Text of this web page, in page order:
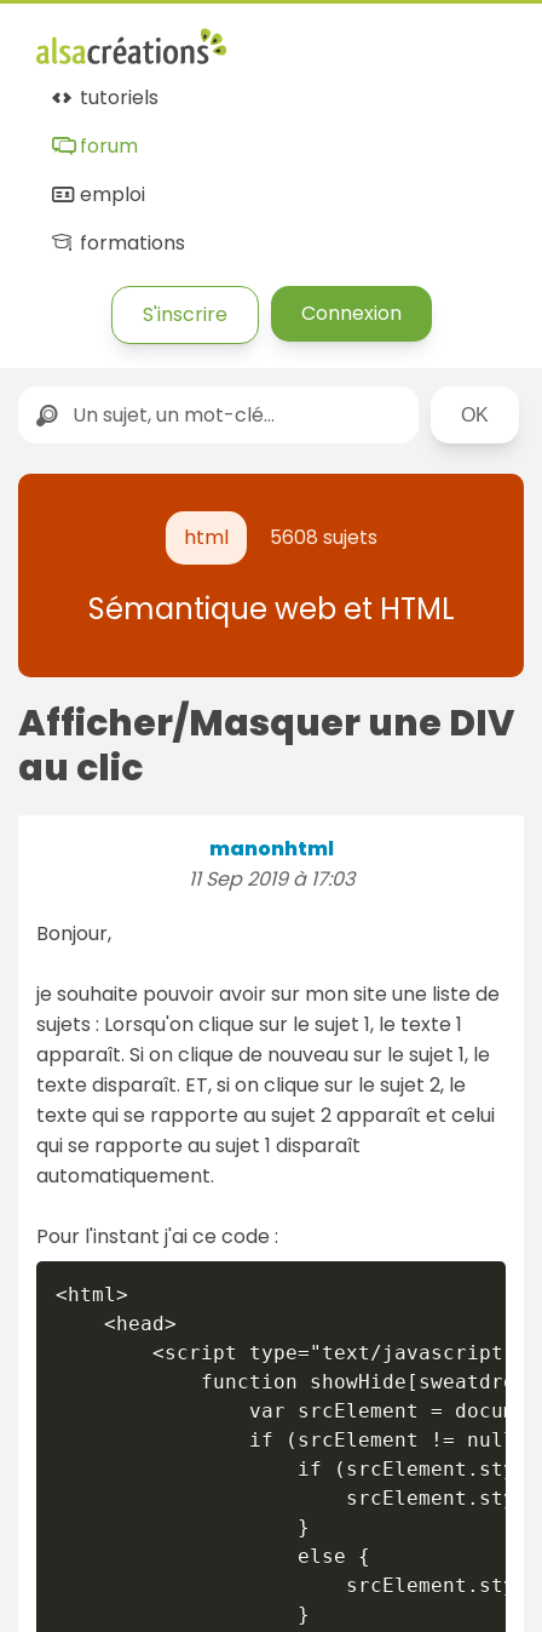
tutoriels
forum
emploi
formations
S'inscrire Connexion
Rechercher
html 5608 sujets
Sémantique web et HTML
Afficher/Masquer une DIV
au clic
manonhtml
11 Sep 2019 à 17:03
Bonjour,
je souhaite pouvoir avoir sur mon site une liste de
sujets : Lorsqu'on clique sur le sujet 1, le texte 1
apparaît. Si on clique de nouveau sur le sujet 1, le
texte disparaît. ET, si on clique sur le sujet 2, le
texte qui se rapporte au sujet 2 apparaît et celui
qui se rapporte au sujet 1 disparaît
automatiquement.
Pour l'instant j'ai ce code :
<html>